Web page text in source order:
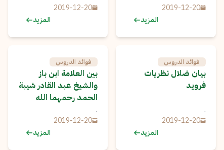
2019-12-20
المزيد
2019-12-20
المزيد
فوائد الدروس
بيان ضلال نظريات
فرويد
.
2019-12-20
المزيد
فوائد الدروس
بين العلامة ابن باز
والشيخ عبد القادر شيبة
الحمد رحمهما الله
.
2019-12-20
المزيد